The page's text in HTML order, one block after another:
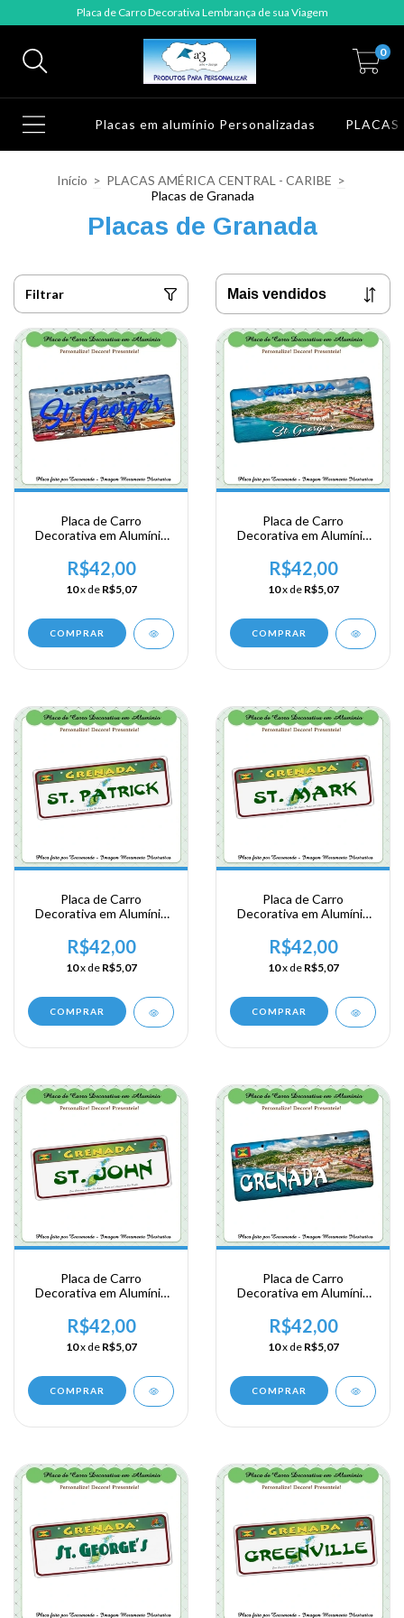
Placa de Carro Decorativa Lembrança de sua Viagem
0
Placas em alumínio Personalizadas PLACAS
Início > PLACAS AMÉRICA CENTRAL - CARIBE >
Placas de Granada
Placas de Granada
Filtrar
Placa de Carro
Decorativa em Alumínio
Viagem a Granada - ST.
Georges
R$42,00
10x de R$5,07
COMPRAR
Placa de Carro
Decorativa em Alumínio
Viagem a Granada - ST.
Georges
R$42,00
10x de R$5,07
COMPRAR
Placa de Carro
Decorativa em Alumínio
Viagem a Granada - ST.
Patrick
R$42,00
10x de R$5,07
COMPRAR
Placa de Carro
Decorativa em Alumínio
Viagem a Granada - ST.
Mark
R$42,00
10x de R$5,07
COMPRAR
Placa de Carro
Decorativa em Alumínio
Viagem a Granada - ST.
John
R$42,00
10x de R$5,07
COMPRAR
Placa de Carro
Decorativa em Alumínio
Viagem a Granada -
Grenada
R$42,00
10x de R$5,07
COMPRAR